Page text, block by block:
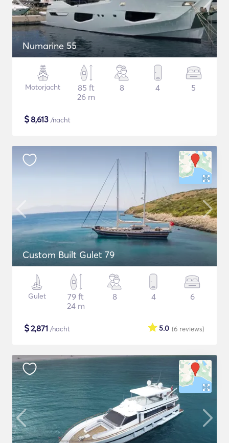
Numarine 55
Motorjacht
85 ft
26 m
8 4 5
$8,613 /nacht
Custom Built Gulet 79
Gulet
79 ft
24 m
8 4 6
$2,871 /nacht (6 reviews)
5.0